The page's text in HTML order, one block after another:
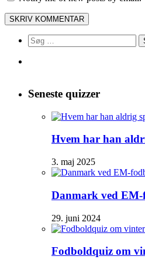
Søg
efter:
Seneste quizzer
Hvem har han
3. maj 2025
Danmark ved EM-
29. juni 2024
Fodboldquiz om